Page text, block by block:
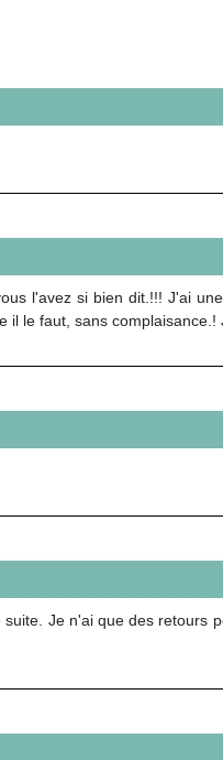
l'avez si bien dit.!!! J'ai
le faut, sans complaisance.!
Je n'ai que des retours